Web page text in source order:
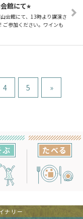
館にて⭐︎
会館にて、13時より講演さ
ご参加ください。ワインも
4 5 »
ぶ たべる
ナリー